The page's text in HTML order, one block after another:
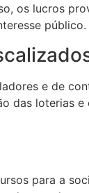
os lucros
público.
e de
das
para a